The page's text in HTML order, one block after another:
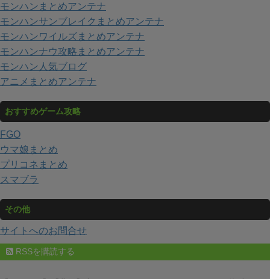
モンハンまとめアンテナ
モンハンサンブレイクまとめアンテナ
モンハンワイルズまとめアンテナ
モンハンナウ攻略まとめアンテナ
モンハン人気ブログ
アニメまとめアンテナ
おすすめゲーム攻略
FGO
ウマ娘まとめ
プリコネまとめ
スマブラ
その他
サイトへのお問合せ
RSSを購読する